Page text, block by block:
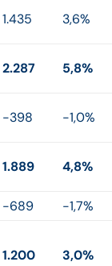
1.435 3,6%
2.287 5,8%
-398 -1,0%
1.889 4,8%
-689
-1,7%
1.200 3,0%